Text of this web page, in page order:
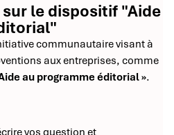
le dispositif "Aide
communautaire visant à
aux entreprises, comme
au programme éditorial ».